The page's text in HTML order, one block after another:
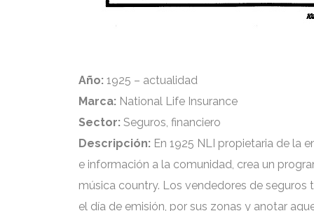
Año: 1925 – actualidad
Marca: National Life Insurance
Sector: Seguros, financiero
Descripción: En 1925 NLI propietaria de la
e información a la comunidad, crea un
música country. Los vendedores de
el día de emisión, por sus zonas y anotar